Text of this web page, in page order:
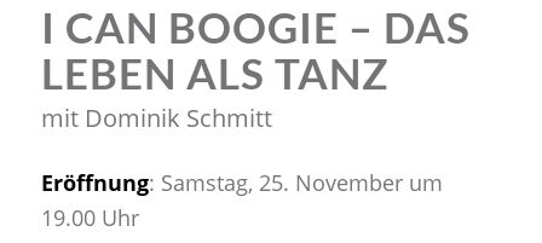
I CAN BOOGIE – DAS
LEBEN ALS TANZ
mit Dominik Schmitt
Eröffnung: Samstag, 25. November um
19.00 Uhr